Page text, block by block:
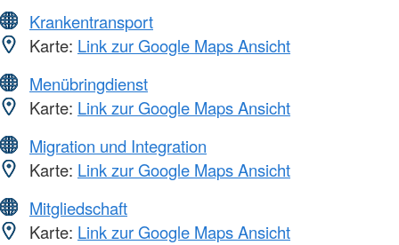
Krankentransport
Karte: Link zur Google Maps Ansicht
Menübringdienst
Karte: Link zur Google Maps Ansicht
Migration und Integration
Karte: Link zur Google Maps Ansicht
Mitgliedschaft
Karte: Link zur Google Maps Ansicht